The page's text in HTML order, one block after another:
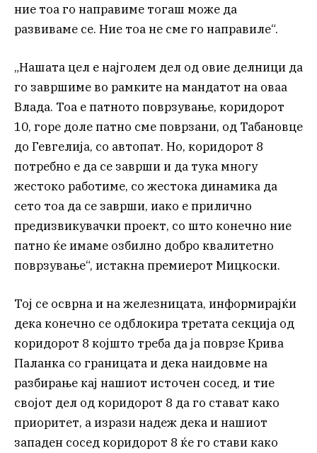
ние тоа го направиме тогаш може да
развиваме се. Ние тоа не сме го направиле“.
„Нашата цел е најголем дел од овие делници да
го завршиме во рамките на мандатот на оваа
Влада. Тоа е патното поврзување, коридорот
10, горе доле патно сме поврзани, од Табановце
до Гевгелија, со автопат. Но, коридорот 8
потребно е да се заврши и да тука многу
жестоко работиме, со жестока динамика да
сето тоа да се заврши, иако е прилично
предизвикувачки проект, со што конечно ние
патно ќе имаме озбилно добро квалитетно
поврзување“, истакна премиерот Мицкоски.
Тој се осврна и на железницата, информирајќи
дека конечно се одблокира третата секција од
коридорот 8 којшто треба да ја поврзе Крива
Паланка со границата и дека наидовме на
разбирање кај нашиот источен сосед, и тие
својот дел од коридорот 8 да го стават како
приоритет, а изрази надеж дека и нашиот
западен сосед коридорот 8 ќе го стави како